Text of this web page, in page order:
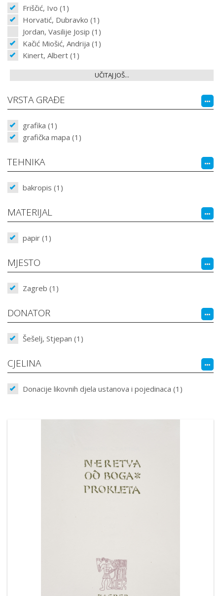
Friščić, Ivo (1)
Horvatić, Dubravko (1)
Jordan, Vasilije Josip (1)
Kačić Miošić, Andrija (1)
Kinert, Albert (1)
UČITAJ JOŠ...
VRSTA GRAĐE
grafika (1)
grafička mapa (1)
TEHNIKA
bakropis (1)
MATERIJAL
papir (1)
MJESTO
Zagreb (1)
DONATOR
Šešelj, Stjepan (1)
CJELINA
Donacije likovnih djela ustanova i pojedinaca (1)